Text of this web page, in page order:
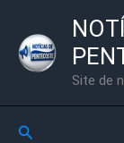
para
Site de
Pesquisar